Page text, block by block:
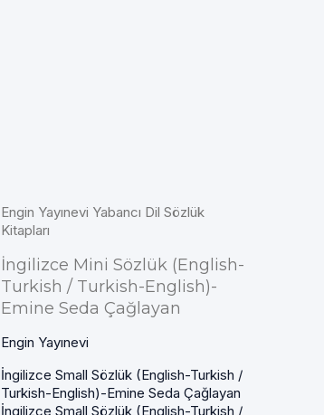
Engin Yayınevi Yabancı Dil Sözlük
Kitapları
İngilizce Mini Sözlük (English-
Turkish / Turkish-English)-
Emine Seda Çağlayan
Engin Yayınevi
İngilizce Small Sözlük (English-Turkish /
Turkish-English)-Emine Seda Çağlayan
İngilizce Small Sözlük (English-Turkish /